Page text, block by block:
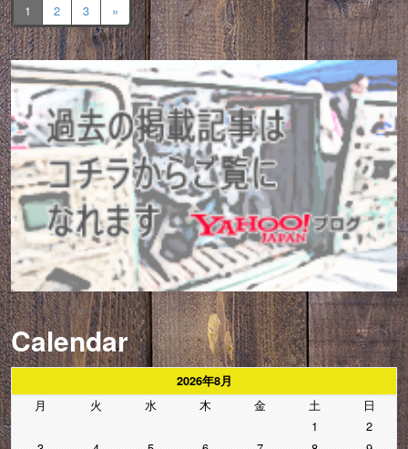
1 2 3 »
Calendar
2026年8月
月 火 水 木 金 土
日
1
2